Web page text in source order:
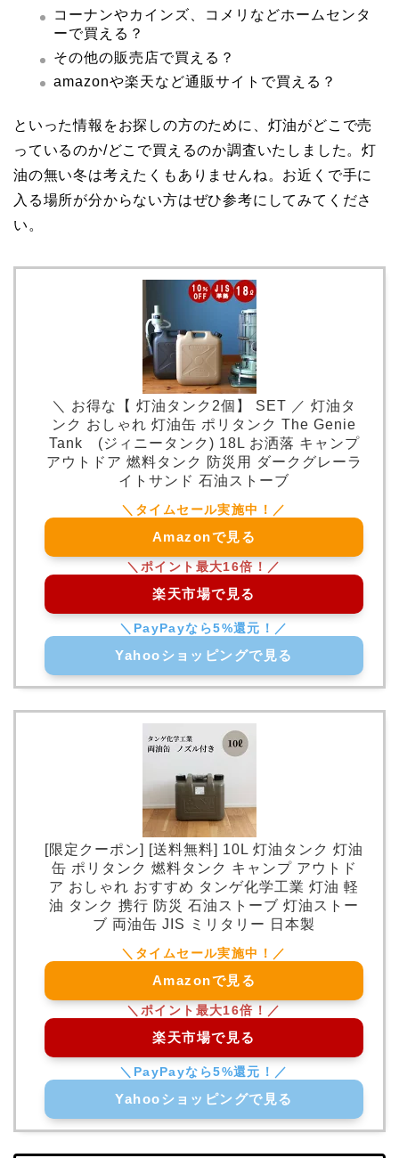
コーナンやカインズ、コメリなどホームセンタ
ーで買える？
その他の販売店で買える？
amazonや楽天など通販サイトで買える？
といった情報をお探しの方のために、灯油がどこで売
っているのか/どこで買えるのか調査いたしました。灯
油の無い冬は考えたくもありませんね。お近くで手に
入る場所が分からない方はぜひ参考にしてみてくださ
い。
＼ お得な【 灯油タンク2個】 SET ／ 灯油タ
ンク おしゃれ 灯油缶 ポリタンク The Genie
Tank (ジィニータンク) 18L お洒落 キャンプ
アウトドア 燃料タンク 防災用 ダークグレーラ
イトサンド 石油ストーブ
Amazonで見る
楽天市場で見る
Yahooショッピングで見る
[限定クーポン] [送料無料] 10L 灯油タンク 灯油
缶 ポリタンク 燃料タンク キャンプ アウトド
ア おしゃれ おすすめ タンゲ化学工業 灯油 軽
油 タンク 携行 防災 石油ストーブ 灯油ストー
ブ 両油缶 JIS ミリタリー 日本製
Amazonで見る
楽天市場で見る
Yahooショッピングで見る